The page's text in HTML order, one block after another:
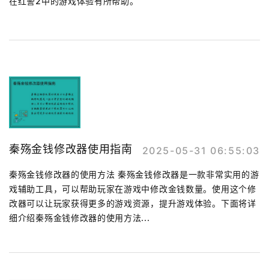
秦殇金钱修改器使用指南 2025-05-31 06:55:03
秦殇金钱修改器的使用方法 秦殇金钱修改器是一款非常实用的游
戏辅助工具，可以帮助玩家在游戏中修改金钱数量。使用这个修
改器可以让玩家获得更多的游戏资源，提升游戏体验。下面将详
细介绍秦殇金钱修改器的使用方法...